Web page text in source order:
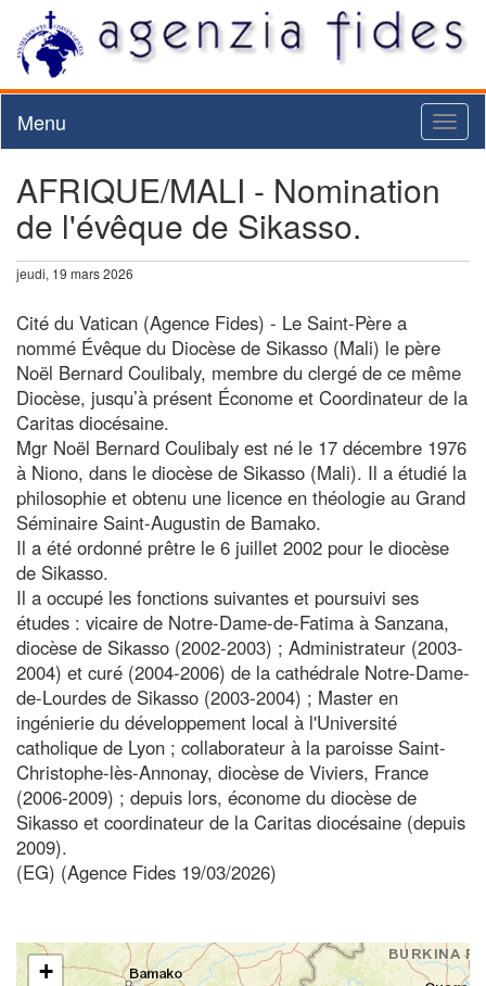
Menu
AFRIQUE/MALI - Nomination
de l'évêque de Sikasso.
jeudi, 19 mars 2026
Cité du Vatican (Agence Fides) - Le Saint-Père a
nommé Évêque du Diocèse de Sikasso (Mali) le père
Noël Bernard Coulibaly, membre du clergé de ce même
Diocèse, jusqu’à présent Économe et Coordinateur de la
Caritas diocésaine.
Mgr Noël Bernard Coulibaly est né le 17 décembre 1976
à Niono, dans le diocèse de Sikasso (Mali). Il a étudié la
philosophie et obtenu une licence en théologie au Grand
Séminaire Saint-Augustin de Bamako.
Il a été ordonné prêtre le 6 juillet 2002 pour le diocèse
de Sikasso.
Il a occupé les fonctions suivantes et poursuivi ses
études : vicaire de Notre-Dame-de-Fatima à Sanzana,
diocèse de Sikasso (2002-2003) ; Administrateur (2003-
2004) et curé (2004-2006) de la cathédrale Notre-Dame-
de-Lourdes de Sikasso (2003-2004) ; Master en
ingénierie du développement local à l'Université
catholique de Lyon ; collaborateur à la paroisse Saint-
Christophe-lès-Annonay, diocèse de Viviers, France
(2006-2009) ; depuis lors, économe du diocèse de
Sikasso et coordinateur de la Caritas diocésaine (depuis
2009).
(EG) (Agence Fides 19/03/2026)
+